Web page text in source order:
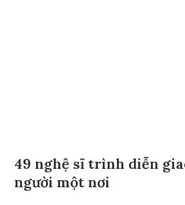
49 nghệ sĩ trình diễn
người một nơi